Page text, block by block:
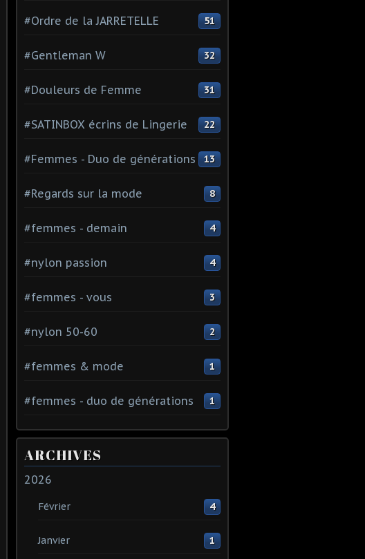
#Ordre de la JARRETELLE 51
#Gentleman W 32
#Douleurs de Femme 31
#SATINBOX écrins de Lingerie 22
#Femmes - Duo de générations 13
#Regards sur la mode 8
#femmes - demain 4
#nylon passion 4
#femmes - vous 3
#nylon 50-60 2
#femmes & mode 1
#femmes - duo de générations 1
ARCHIVES
2026
Février 4
Janvier 1